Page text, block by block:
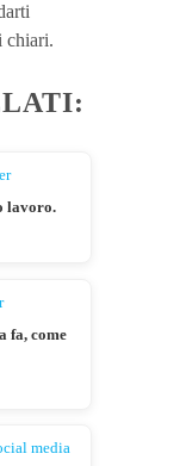
chiari.
lavoro.
fa, come